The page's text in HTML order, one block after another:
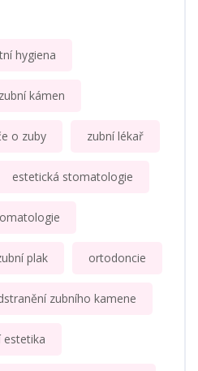
hygiena
zubní kámen
o zuby zubní lékař
estetická stomatologie
plak ortodoncie
zubního kamene
estetika